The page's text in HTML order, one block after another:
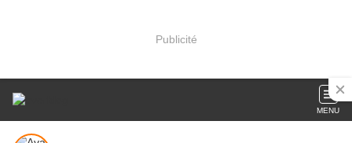
Publicité
MENU